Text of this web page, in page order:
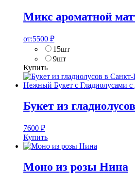
Микс ароматной
от:5500 ₽
15шт
9шт
Купить
Букет из гладиолусов
7600 ₽
Купить
Моно из розы Нина